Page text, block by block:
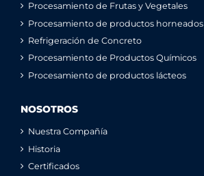
Procesamiento de Frutas y Vegetales
Procesamiento de productos horneados
Refrigeración de Concreto
Procesamiento de Productos Químicos
Procesamiento de productos lácteos
NOSOTROS
Nuestra Compañía
Historia
Certificados